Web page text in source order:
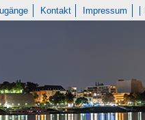
Kontakt Impressum